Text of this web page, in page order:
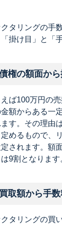
タリングの手
掛け目」と「
権の額面か
ば100万円の
額からある一
ます。その理由
定めるもので、
定されます。額
9割となりま
買取額から手
タリングの買